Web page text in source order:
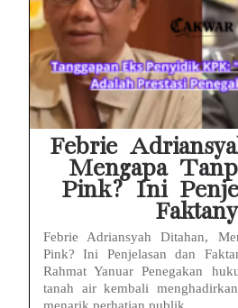
Febrie
Mengapa
Pink? Ini
Febrie Adriansyah Ditahan,
Pink? Ini Penjelasan dan
Rahmat Yanuar Penegakan
tanah air kembali